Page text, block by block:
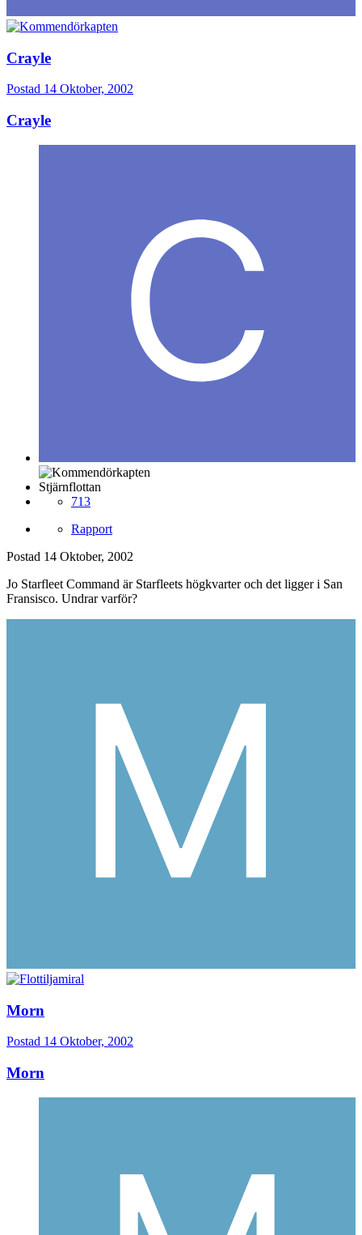
Crayle
Postad 14 Oktober, 2002
Crayle
Stjärnflottan
713
Rapport
Postad 14 Oktober, 2002
Jo Starfleet Command är Starfleets högkvarter och det ligger i San
Fransisco. Undrar varför?
Morn
Postad 14 Oktober, 2002
Morn